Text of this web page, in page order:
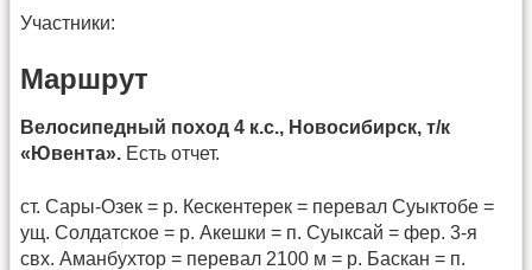
Участники:
Маршрут
Велосипедный поход 4 к.с., Новосибирск, т/к
«Ювента». Есть отчет.
ст. Сары-Озек = р. Кескентерек = перевал Суыктобе =
ущ. Солдатское = р. Акешки = п. Суыксай = фер. 3-я
свх. Аманбухтор = перевал 2100 м = р. Баскан = п.